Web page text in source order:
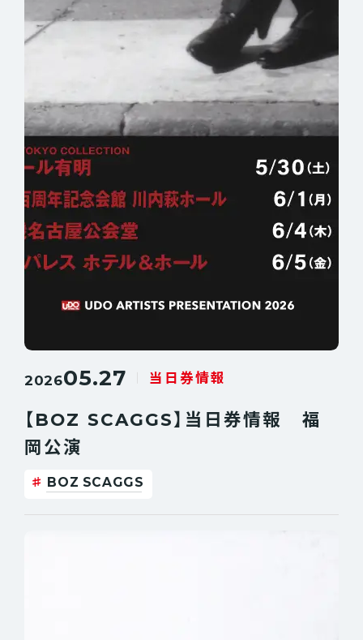
202605.27 当日券情報
【BOZ SCAGGS】当日券情報 福
岡公演
BOZ SCAGGS